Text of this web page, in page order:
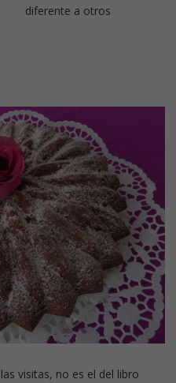
otros
no es el del libro